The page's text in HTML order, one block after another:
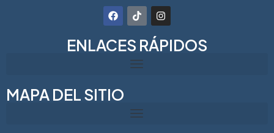
ENLACES RÁPIDOS
MAPA DEL SITIO